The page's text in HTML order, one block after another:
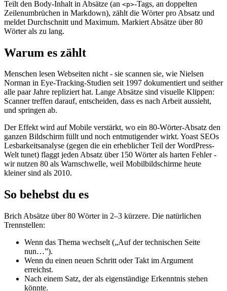
Teilt den Body-Inhalt in Absätze (an <p>-Tags, an doppelten
Zeilenumbrüchen in Markdown), zählt die Wörter pro Absatz und
meldet Durchschnitt und Maximum. Markiert Absätze über 80
Wörter als zu lang.
Warum es zählt
Menschen lesen Webseiten nicht - sie scannen sie, wie Nielsen
Norman in Eye-Tracking-Studien seit 1997 dokumentiert und seither
alle paar Jahre repliziert hat. Lange Absätze sind visuelle Klippen:
Scanner treffen darauf, entscheiden, dass es nach Arbeit aussieht,
und springen ab.
Der Effekt wird auf Mobile verstärkt, wo ein 80-Wörter-Absatz den
ganzen Bildschirm füllt und noch entmutigender wirkt. Yoast SEOs
Lesbarkeitsanalyse (gegen die ein erheblicher Teil der WordPress-
Welt tunet) flaggt jeden Absatz über 150 Wörter als harten Fehler -
wir nutzen 80 als Warnschwelle, weil Mobilbildschirme heute
kleiner sind als 2010.
So behebst du es
Brich Absätze über 80 Wörter in 2–3 kürzere. Die natürlichen
Trennstellen:
Wenn das Thema wechselt („Auf der technischen Seite
nun…”).
Wenn du einen neuen Schritt oder Takt im Argument
erreichst.
Nach einem Satz, der als eigenständige Erkenntnis stehen
könnte.